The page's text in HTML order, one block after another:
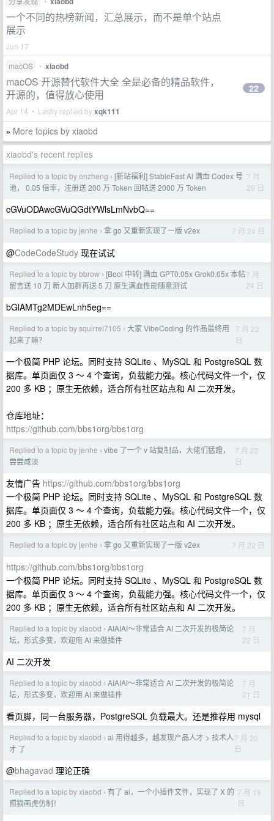
一个不同的热榜新闻，汇总展示，而不是单个站点
展示
Jun 17
macOS
• xiaobd
macOS 开源替代软件大全 全是必备的精品软件，
开源的，值得放心使用
Apr 14 • Lastly replied byxqk111
22
» More topics by xiaobd
xiaobd's recent replies
Replied to a topic by enzheng › [新站福利] StableFast AI 满血 Codex 号
池， 0.05 倍率，注册送 200 万 Token 回帖送 2000 万 Token
7 月
29 日
cGVuODAwcGVuQGdtYWlsLmNvbQ==
Replied to a topic by jenhe › 拿 go 又重新实现了一版 v2ex 7 月 24 日
@CodeCodeStudy 现在试试
Replied to a topic by bbrow › [Bool 中转] 满血 GPT0.05x Grok0.05x 本帖
留言送 10 刀 新人加群再送 5 刀 原生满血性能随意测试
7 月
24 日
bGlAMTg2MDEwLnh5eg==
Replied to a topic by squirrel7105 › 大家 VibeCoding 的作品最终用
起来了嘛？
7 月 22
日
一个极简 PHP 论坛。同时支持 SQLite 、MySQL 和 PostgreSQL 数
据库。单页面仅 3 ～ 4 个查询，负载能力强。核心代码文件一个，仅
200 多 KB ；原生无依赖，适合所有社区站点和 AI 二次开发。
仓库地址：
https://github.com/bbs1org/bbs1org
Replied to a topic by jenhe › vibe 了一个 v 站复制品，大佬们猛蹬，
尝尝咸淡
7 月 22
日
友情广告 https://github.com/bbs1org/bbs1org
一个极简 PHP 论坛。同时支持 SQLite 、MySQL 和 PostgreSQL 数
据库。单页面仅 3 ～ 4 个查询，负载能力强。核心代码文件一个，仅
200 多 KB ；原生无依赖，适合所有社区站点和 AI 二次开发。
Replied to a topic by jenhe › 拿 go 又重新实现了一版 v2ex 7 月 22 日
https://github.com/bbs1org/bbs1org
一个极简 PHP 论坛。同时支持 SQLite 、MySQL 和 PostgreSQL 数
据库。单页面仅 3 ～ 4 个查询，负载能力强。核心代码文件一个，仅
200 多 KB ；原生无依赖，适合所有社区站点和 AI 二次开发。
Replied to a topic by xiaobd › AIAIAI～非常适合 AI 二次开发的极简论
坛，形式多变，欢迎用 AI 来做插件
7 月
22 日
AI 二次开发
Replied to a topic by xiaobd › AIAIAI～非常适合 AI 二次开发的极简论
坛，形式多变，欢迎用 AI 来做插件
7 月
21 日
看页脚，同一台服务器，PostgreSQL 负载最大。还是推荐用 mysql
Replied to a topic by xiaobd › ai 用得越多，越发现产品人才 > 技术人
才 了
7 月 20
日
@bhagavad 理论正确
Replied to a topic by xiaobd › 有了 ai，一个小插件文件，实现了 X 的
照猫画虎仿制！
7 月 19
日